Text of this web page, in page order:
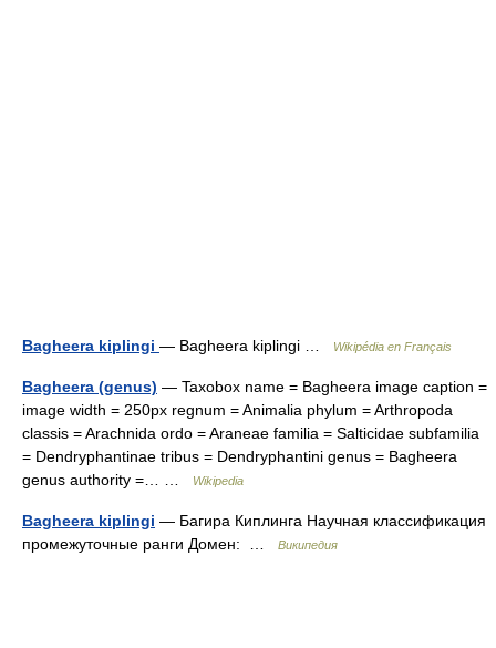
Bagheera kiplingi — Bagheera kiplingi … Wikipédia en Français
Bagheera (genus) — Taxobox name = Bagheera image caption =
image width = 250px regnum = Animalia phylum = Arthropoda
classis = Arachnida ordo = Araneae familia = Salticidae subfamilia
= Dendryphantinae tribus = Dendryphantini genus = Bagheera
genus authority =… …
Wikipedia
Bagheera kiplingi — Багира Киплинга Научная классификация
промежуточные ранги Домен: …
Википедия